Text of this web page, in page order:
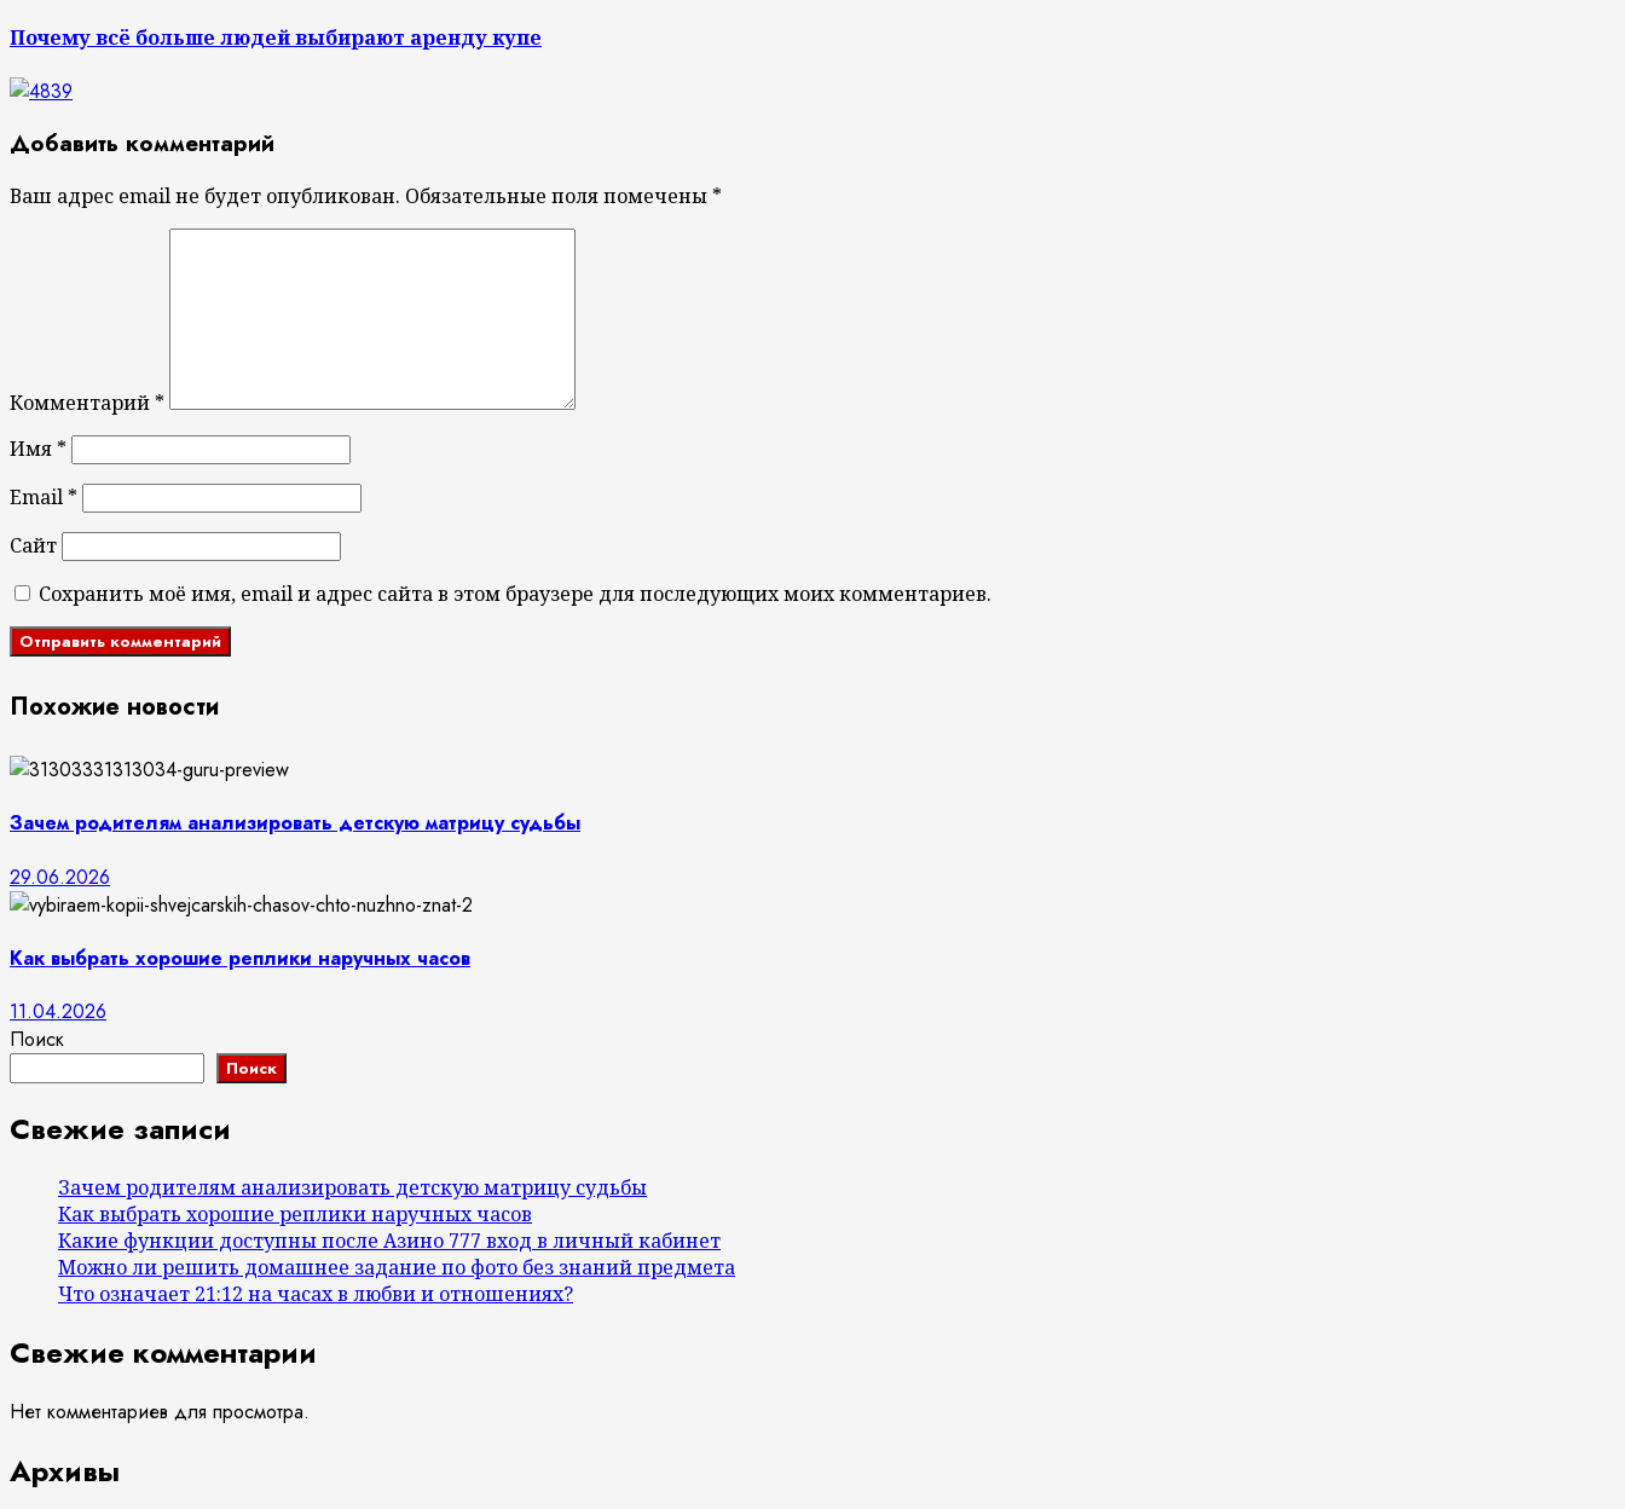
Почему всё больше людей выбирают аренду купе
Добавить комментарий
Ваш адрес email не будет опубликован. Обязательные поля помечены *
Комментарий *
Имя *
Email *
Сайт
Сохранить моё имя, email и адрес сайта в этом браузере для последующих моих комментариев.
Похожие новости
Зачем родителям анализировать детскую матрицу судьбы
29.06.2026
Как выбрать хорошие реплики наручных часов
11.04.2026
Поиск
Поиск
Свежие записи
Зачем родителям анализировать детскую матрицу судьбы
Как выбрать хорошие реплики наручных часов
Какие функции доступны после Азино 777 вход в личный кабинет
Можно ли решить домашнее задание по фото без знаний предмета
Что означает 21:12 на часах в любви и отношениях?
Свежие комментарии
Нет комментариев для просмотра.
Архивы